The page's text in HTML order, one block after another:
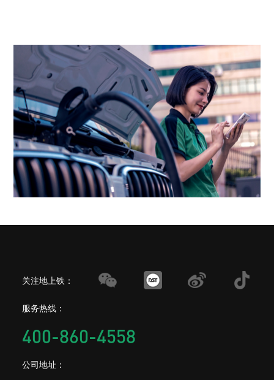
关注地上铁：
服务热线：
400-860-4558
公司地址：